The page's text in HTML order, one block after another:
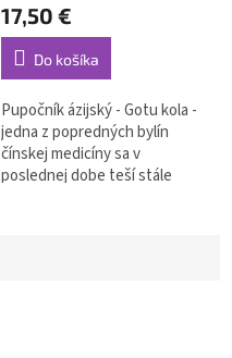
17,50 €
Do košíka
Pupočník ázijský - Gotu kola -
jedna z popredných bylín
čínskej medicíny sa v
poslednej dobe teší stále